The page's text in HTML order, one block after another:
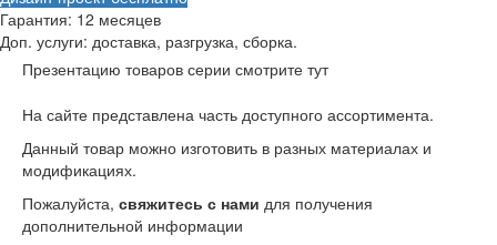
Гарантия: 12 месяцев
Доп. услуги: доставка, разгрузка, сборка.
Презентацию товаров серии смотрите тут
На сайте представлена часть доступного ассортимента.
Данный товар можно изготовить в разных материалах и
модификациях.
Пожалуйста, свяжитесь с нами для получения
дополнительной информации